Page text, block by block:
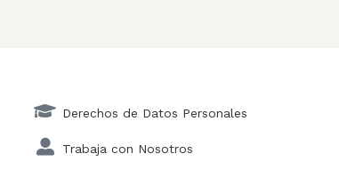
Derechos de Datos Personales
Trabaja con Nosotros